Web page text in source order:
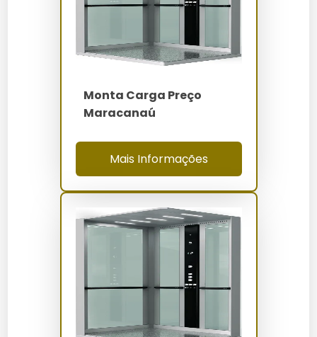
Onde Comprar
Os monta cargas podem ser adquiridos diretamente
Elevadores Servtec, que oferece opções
físicas em Iguatu e plataformas online também são
opções viáveis.
Manutenção e Cuidados
Para garantir a longevidade do equipamento, é
essencial realizar manutenções periódicas, verificando
cabos, motores e sistemas de segurança. Limpezas
regulares com produtos não corrosivos ajudam a
manter a aparência e funcionamento ideais.
Comparativo: Monta Carga
Preço Iguatu vs Alternativas
Prós
Monta Carga Preço
Maracanaú
Mais Informações